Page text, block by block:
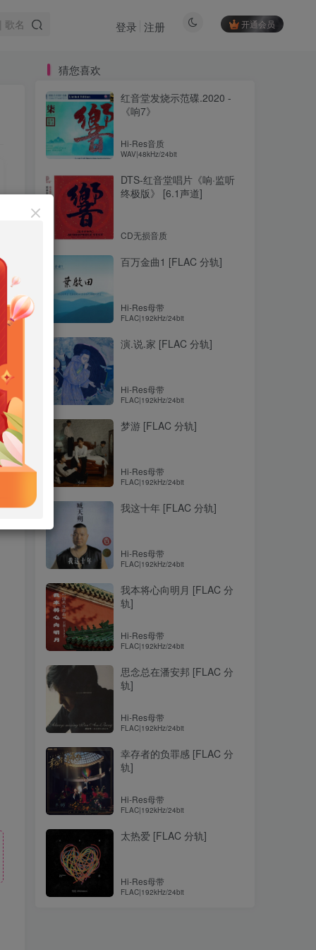
开通会员
登录 注册
猜您喜欢
红音堂发烧示范碟.2020 -
《响7》
Hi-Res音质
WAV|48kHz/24bit
DTS-红音堂唱片《响·监听
终极版》 [6.1声道]
CD无损音质
百万金曲1 [FLAC 分轨]
Hi-Res母带
FLAC|192kHz/24bit
演.说.家 [FLAC 分轨]
Hi-Res母带
FLAC|192kHz/24bit
梦游 [FLAC 分轨]
Hi-Res母带
FLAC|192kHz/24bit
我这十年 [FLAC 分轨]
Hi-Res母带
FLAC|192kHz/24bit
我本将心向明月 [FLAC 分
轨]
Hi-Res母带
FLAC|192kHz/24bit
思念总在潘安邦 [FLAC 分
轨]
Hi-Res母带
FLAC|192kHz/24bit
幸存者的负罪感 [FLAC 分
轨]
Hi-Res母带
FLAC|192kHz/24bit
太热爱 [FLAC 分轨]
Hi-Res母带
FLAC|192kHz/24bit